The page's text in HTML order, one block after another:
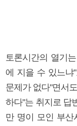
토론시간의 열기
에 지을 수 있느냐
문제가 없다"면서
하다"는 취지로 답
만 명이 모인 부산